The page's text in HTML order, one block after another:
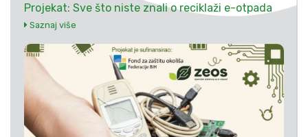
Projekat: Sve što niste znali o reciklaži e-otpada
Saznaj više